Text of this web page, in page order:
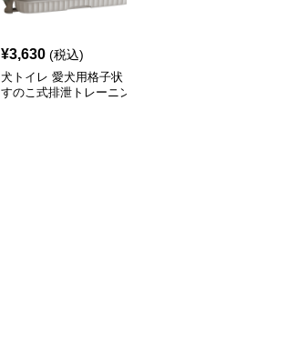
¥3,630 (税込)
犬トイレ 愛犬用格子状
すのこ式排泄トレーニン